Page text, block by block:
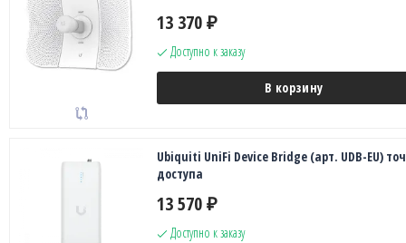
13 370 ₽
Доступно к заказу
В корзину
Ubiquiti UniFi Device Bridge (арт. UDB-EU)
доступа
13 570 ₽
Доступно к заказу